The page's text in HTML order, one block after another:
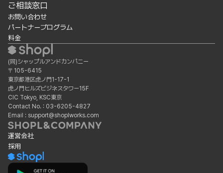
ご相談窓口
お問い合わせ
パートナープログラム
料金
(同)シャップルアンドカンパニー
〒105-6415
東京都港区虎ノ門1-17-1
虎ノ門ヒルズビジネスタワー15F
CIC Tokyo, KSC東京
Contact No. : 03-6205-4827
Email : support@shoplworks.com
運営会社
採用